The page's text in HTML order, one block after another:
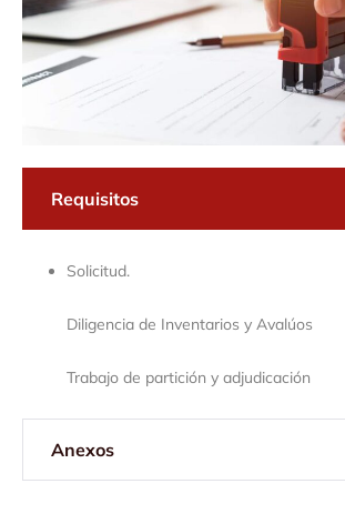
Requisitos
Solicitud.
Diligencia de Inventarios y Avalúos
Trabajo de partición y adjudicación
Anexos